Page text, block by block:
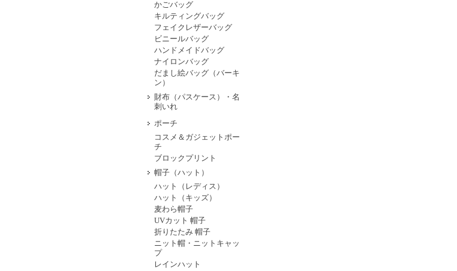
かごバッグ
キルティングバッグ
フェイクレザーバッグ
ビニールバッグ
ハンドメイドバッグ
ナイロンバッグ
だまし絵バッグ（バーキ
ン）
財布（パスケース）・名
刺いれ
ポーチ
コスメ＆ガジェットポー
チ
ブロックプリント
帽子（ハット）
ハット（レディス）
ハット（キッズ）
麦わら帽子
UVカット 帽子
折りたたみ 帽子
ニット帽・ニットキャッ
プ
レインハット